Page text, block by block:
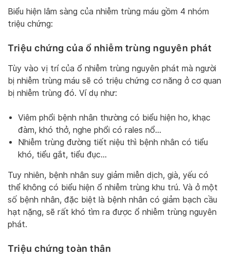
Biểu hiện lâm sàng của nhiễm trùng máu gồm 4 nhóm
triệu chứng:
Triệu chứng của ổ nhiễm trùng nguyên phát
Tùy vào vị trí của ổ nhiễm trùng nguyên phát mà người
bị nhiễm trùng máu sẽ có triệu chứng cơ năng ở cơ quan
bị nhiễm trùng đó. Ví dụ như:
Viêm phổi bệnh nhân thường có biểu hiện ho, khạc
đàm, khó thở, nghe phổi có rales nổ…
Nhiễm trùng đường tiết niệu thì bệnh nhân có tiểu
khó, tiểu gắt, tiểu đục…
Tuy nhiên, bệnh nhân suy giảm miễn dịch, già, yếu có
thể không có biểu hiện ổ nhiễm trùng khu trú. Và ở một
số bệnh nhân, đặc biệt là bệnh nhân có giảm bạch cầu
hạt nặng, sẽ rất khó tìm ra được ổ nhiễm trùng nguyên
phát.
Triệu chứng toàn thân